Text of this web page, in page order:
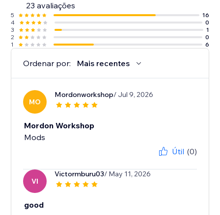
23 avaliações
5
16
4
0
3
1
2
0
1
6
Ordenar por: Mais recentes
MO
Mordonworkshop/ Jul 9, 2026
Mordon Workshop
Mods
Útil (0)
VI
Victormburu03/ May 11, 2026
good